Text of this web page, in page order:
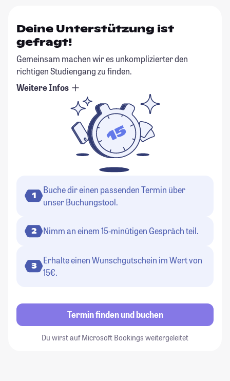
Deine Unterstützung ist
gefragt!
Gemeinsam machen wir es unkomplizierter den
richtigen Studiengang zu finden.
Weitere Infos
1
Buche dir einen passenden Termin über
unser Buchungstool.
2 Nimm an einem 15-minütigen Gespräch teil.
3
Erhalte einen Wunschgutschein im Wert von
15€.
Termin finden und buchen
Du wirst auf Microsoft Bookings weitergeleitet